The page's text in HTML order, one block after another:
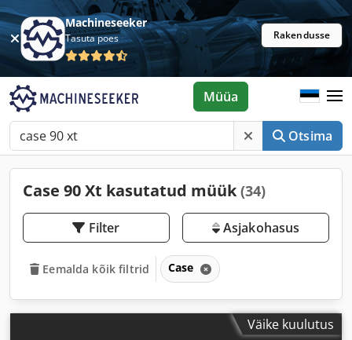
Machineseeker
Tasuta poes Rakendusse
Otsima
Müüa
Case 90 Xt kasutatud müük (34)
Filter Asjakohasus
Eemalda kõik filtrid Case
Väike kuulutus